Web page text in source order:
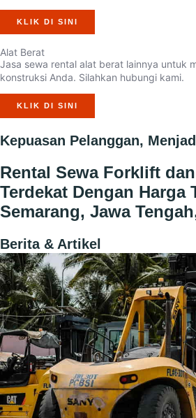
KLIK DI SINI
Alat Berat
Jasa sewa rental alat berat lainnya untuk
konstruksi Anda. Silahkan hubungi kami.
KLIK DI SINI
Kepuasan Pelanggan,
Rental Sewa Forklift
Terdekat Dengan Harga
Semarang, Jawa
Berita & Artikel